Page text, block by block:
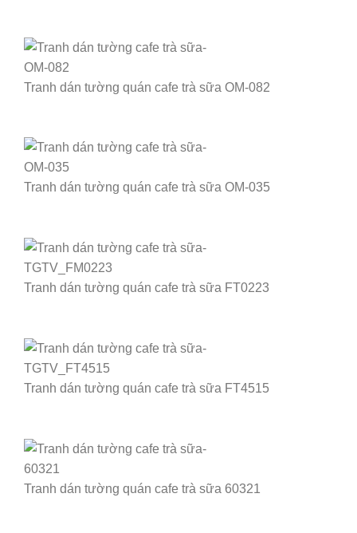
Tranh dán tường quán cafe trà sữa OM-082
Tranh dán tường quán cafe trà sữa OM-035
Tranh dán tường quán cafe trà sữa FT0223
Tranh dán tường quán cafe trà sữa FT4515
Tranh dán tường quán cafe trà sữa 60321